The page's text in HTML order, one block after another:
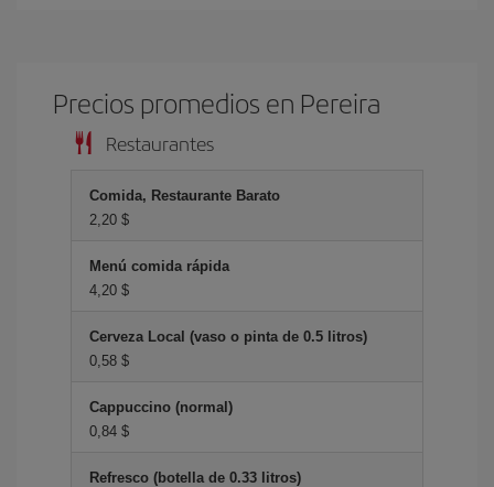
Precios promedios en Pereira
Restaurantes
Comida, Restaurante Barato
2,20 $
Menú comida rápida
4,20 $
Cerveza Local (vaso o pinta de 0.5 litros)
0,58 $
Cappuccino (normal)
0,84 $
Refresco (botella de 0.33 litros)